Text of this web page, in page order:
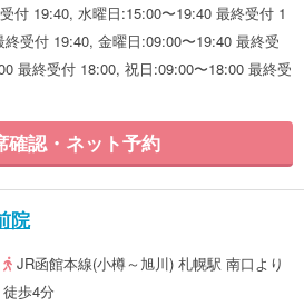
付 19:40, 水曜日:15:00〜19:40 最終受付 1
受付 19:40, 金曜日:09:00〜19:40 最終受
最終受付 18:00, 祝日:09:00〜18:00 最終受
確認・ネット予約
院
JR函館本線(小樽～旭川) 札幌駅 南口より
徒歩4分